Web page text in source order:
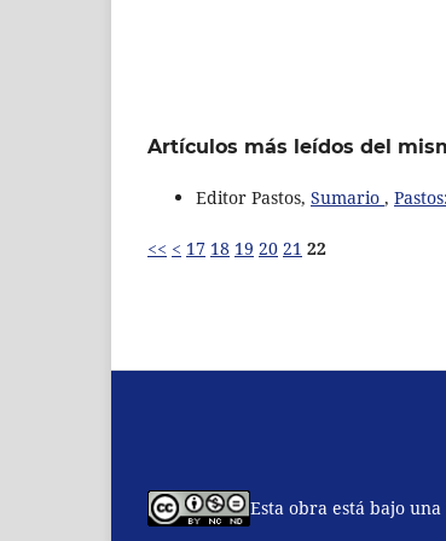
Artículos más leídos del
Editor Pastos, Sumario ,
<< < 17 18 19 20 21 22
Esta obra está bajo